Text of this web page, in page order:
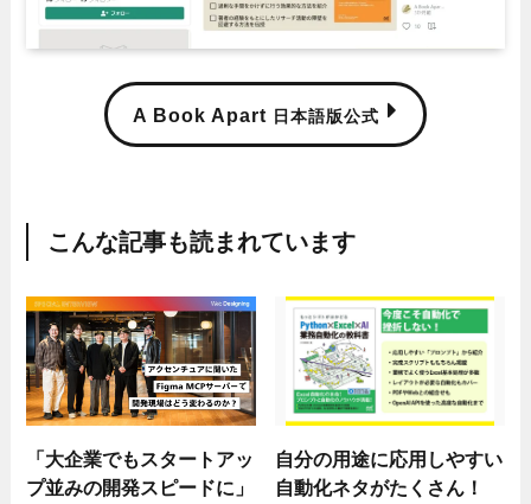
A Book Apart 日本語版公式
こんな記事も読まれています
「大企業でもスタートアッ
プ並みの開発スピードに」
自分の用途に応用しやすい
自動化ネタがたくさん！